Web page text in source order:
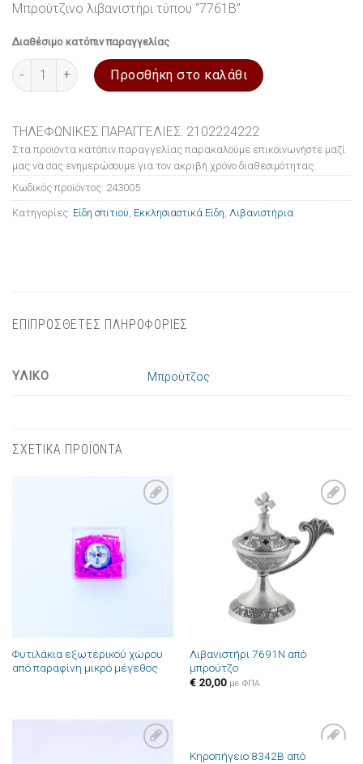
Μπρούτζινο λιβανιστήρι τύπου “7761B”
Διαθέσιμο κατόπιν παραγγελίας
Λιβανιστήρι 7761B από μπρούτζο ποσότητα
Προσθήκη στο καλάθι
ΤΗΛΕΦΩΝΙΚΕΣ ΠΑΡΑΓΓΕΛΙΕΣ: 2102224222
Στα προϊόντα κατόπιν παραγγελίας παρακαλούμε επικοινωνήστε μαζί
μας να σας ενημερώσουμε για τον ακριβή χρόνο διαθεσιμότητας.
Κωδικός προϊόντος: 243005
Κατηγορίες: Είδη σπιτιού Εκκλησιαστικά Είδη Λιβανιστήρια
ΕΠΙΠΡΟΣΘΕΤΕΣ ΠΛΗΡΟΦΟΡΙΕΣ
ΥΛΙΚΟ Μπρούτζος
ΣΧΕΤΙΚΑ ΠΡΟΪΟΝΤΑ
επιθυμιών
Φυτιλάκια εξωτερικού χώρου
από παραφίνη μικρό μέγεθος
Πρόσθήκη
στην λίστα
επιθυμιών
Λιβανιστήρι 7691N από
μπρούτζο
€20,00 με ΦΠΑ
Πρόσθήκη
Κηροπήγειο 8342B από